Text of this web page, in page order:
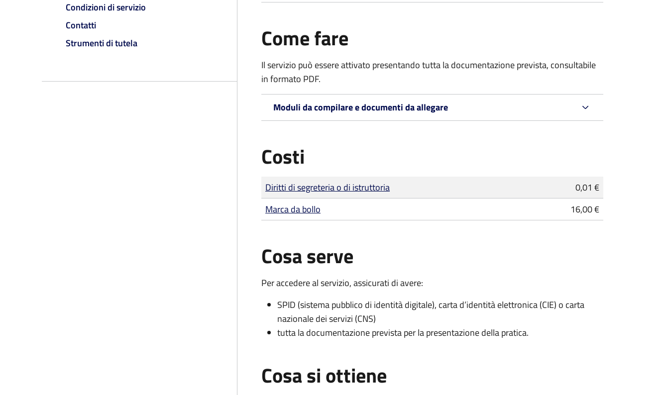
Condizioni di servizio
Contatti
Strumenti di tutela
Come fare
Il servizio può essere attivato presentando tutta la documentazione prevista, consultabile
in formato PDF.
Moduli da compilare e documenti da allegare
Costi
Tipo di pagamento
Importo
Diritti di segreteria o di istruttoria
0,01 €
Marca da bollo
16,00 €
Cosa serve
Per accedere al servizio, assicurati di avere:
SPID (sistema pubblico di identità digitale), carta d’identità elettronica (CIE) o carta
nazionale dei servizi (CNS)
tutta la documentazione prevista per la presentazione della pratica.
Cosa si ottiene